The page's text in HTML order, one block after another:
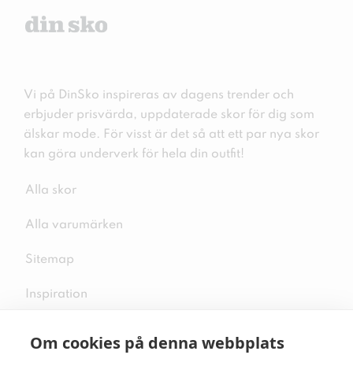
Om cookies på denna webbplats
Vi på DinSko inspireras av dagens trender och
erbjuder prisvärda, uppdaterade skor för dig som
älskar mode. För visst är det så att ett par nya skor
kan göra underverk för hela din outfit!
Alla skor
Alla varumärken
Sitemap
Inspiration